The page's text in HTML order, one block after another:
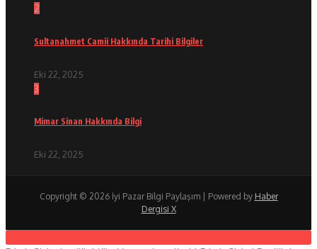
2
Sultanahmet Camii Hakkında Tarihi Bilgiler
Eki 22, 2025
3
Mimar Sinan Hakkında Bilgi
Eki 22, 2025
Copyright © 2026 İyi Pazar Bilgi Paylaşım | Powered by Haber
Dergisi X